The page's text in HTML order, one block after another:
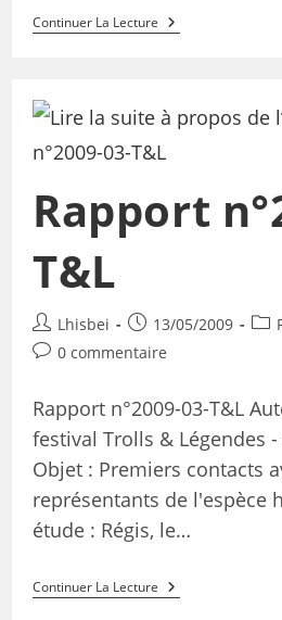
Continuer La Lecture
Rapport
T&L
Lhisbei 13/05/2009
0 commentaire
Rapport n°2009-03-T&L
festival Trolls & Légendes
Objet : Premiers contacts
représentants de l'espèce
étude : Régis, le…
Continuer La Lecture